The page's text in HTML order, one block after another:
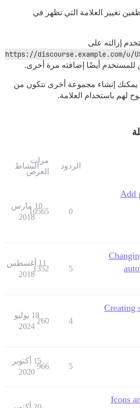
تغيير العلامة التي تظهر في
إزالته على
https://discourse.example.com/u/
للمستخدم أيضًا إضافته مرة أخرى.
يمكنك إنشاء مجموعة أخرى تتكون من
لهم باستخدام العلامة.
الردود
مرات
العرض
النشاط
Add
0
10565
10 مارس
2018
5
1352
11 أغسطس
2018
Creating
4
260
18 يوليو
2024
5
966
15 أكتوبر
2020
Icons